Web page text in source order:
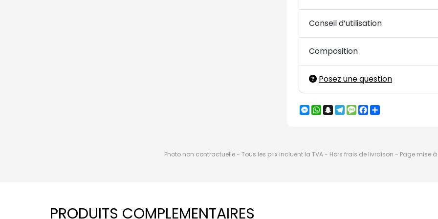
Conseil d’utilisation
Composition
Posez une question
Messenger
WhatsApp
Snapchat
Telegram
MessageFacebook
Photo non contractuelle - Tous les prix incluent la TVA - Hors frais de livraison - Page mise
PRODUITS COMPLEMENTAIRES